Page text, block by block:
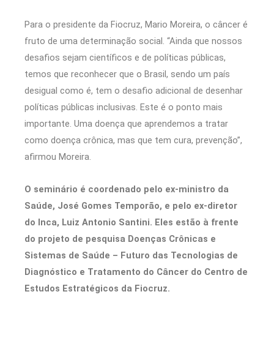
Para o presidente da Fiocruz, Mario Moreira, o câncer é
fruto de uma determinação social. “Ainda que nossos
desafios sejam científicos e de políticas públicas,
temos que reconhecer que o Brasil, sendo um país
desigual como é, tem o desafio adicional de desenhar
políticas públicas inclusivas. Este é o ponto mais
importante. Uma doença que aprendemos a tratar
como doença crônica, mas que tem cura, prevenção”,
afirmou Moreira.
O seminário é coordenado pelo ex-ministro da
Saúde, José Gomes Temporão, e pelo ex-diretor
do Inca, Luiz Antonio Santini. Eles estão à frente
do projeto de pesquisa Doenças Crônicas e
Sistemas de Saúde – Futuro das Tecnologias de
Diagnóstico e Tratamento do Câncer do Centro de
Estudos Estratégicos da Fiocruz.